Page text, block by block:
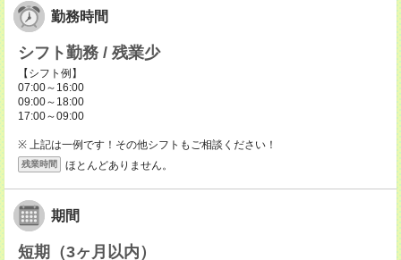
勤務時間
シフト勤務 / 残業少
【シフト例】
07:00～16:00
09:00～18:00
17:00～09:00
※ 上記は一例です！その他シフトもご相談ください！
残業時間 ほとんどありません。
期間
短期（3ヶ月以内）